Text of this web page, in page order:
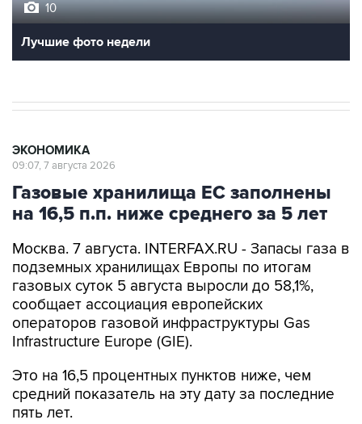
10
Лучшие фото недели
ЭКОНОМИКА
09:07, 7 августа 2026
Газовые хранилища ЕС заполнены
на 16,5 п.п. ниже среднего за 5 лет
Москва. 7 августа. INTERFAX.RU - Запасы газа в
подземных хранилищах Европы по итогам
газовых суток 5 августа выросли до 58,1%,
сообщает ассоциация европейских
операторов газовой инфраструктуры Gas
Infrastructure Europe (GIE).
Это на 16,5 процентных пунктов ниже, чем
средний показатель на эту дату за последние
пять лет.